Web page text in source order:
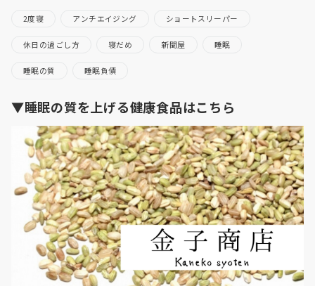
2度寝 アンチエイジング ショートスリーパー
休日の過ごし方 寝だめ 新聞屋 睡眠
睡眠の質 睡眠負債
▼睡眠の質を上げる健康食品はこちら